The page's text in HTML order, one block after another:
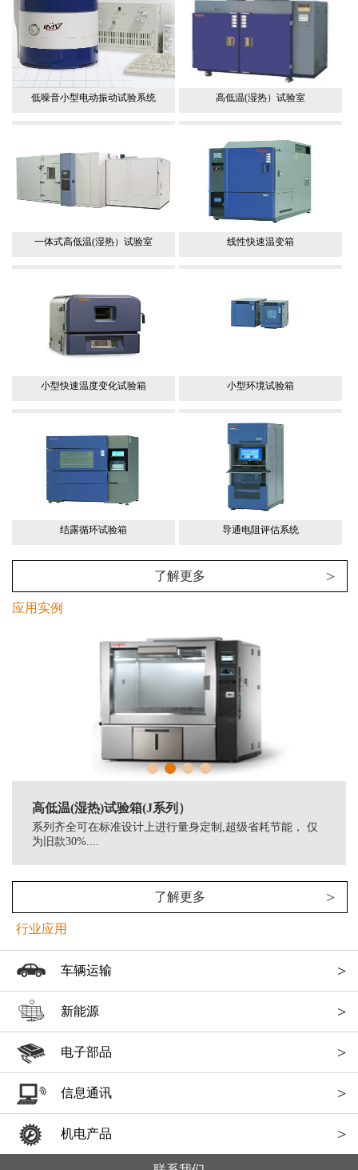
低噪音小型电动振动试验系统 高低温(湿热）试验室
一体式高低温(湿热）试验室 线性快速温变箱
小型快速温度变化试验箱 小型环境试验箱
结露循环试验箱 导通电阻评估系统
了解更多 >
应用实例
高低温(湿热)试验箱(J系列）
系列齐全可在标准设计上进行量身定制,超级省耗节能， 仅
为旧款30%....
了解更多 >
行业应用
车辆运输 >
新能源 >
电子部品 >
信息通讯 >
机电产品 >